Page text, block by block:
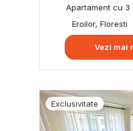
Apartament cu 3
Eroilor, Floresti
Vezi mai
Exclusivitate